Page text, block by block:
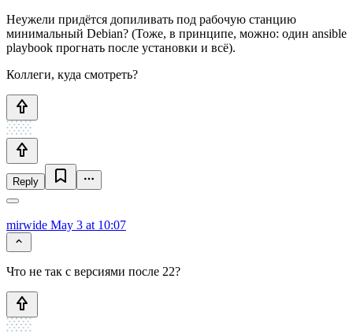
Неужели придётся допиливать под рабочую станцию
минимальный Debian? (Тоже, в принципе, можно: один ansible
playbook прогнать после установки и всё).
Коллеги, куда смотреть?
Reply
mirwide May 3 at 10:07
Что не так с версиями после 22?